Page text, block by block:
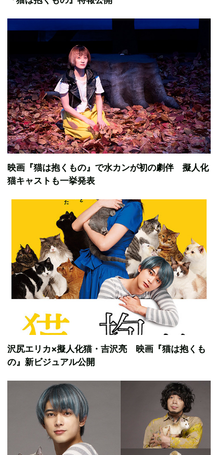
映画『猫は抱くもの』で水カンが初の劇伴 擬人化
猫キャストも一挙発表
沢尻エリカ×擬人化猫・吉沢亮 映画『猫は抱くも
の』新ビジュアル公開